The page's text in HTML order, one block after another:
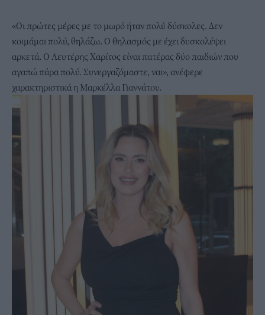
«Οι πρώτες μέρες με το μωρό ήταν πολύ δύσκολες. Δεν
κοιμάμαι πολύ, θηλάζω. Ο θηλασμός με έχει δυσκολέψει
αρκετά. Ο Λευτέρης Χαρίτος είναι πατέρας δύο παιδιών που
αγαπώ πάρα πολύ. Συνεργαζόμαστε, ναι», ανέφερε
χαρακτηριστικά η Μαρκέλλα Γιαννάτου.